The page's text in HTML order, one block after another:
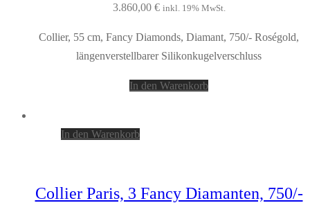
3.860,00 € inkl. 19% MwSt.
Collier, 55 cm, Fancy Diamonds, Diamant, 750/- Roségold,
längenverstellbarer Silikonkugelverschluss
In den Warenkorb
In den Warenkorb
Collier Paris, 3 Fancy Diamanten, 750/-